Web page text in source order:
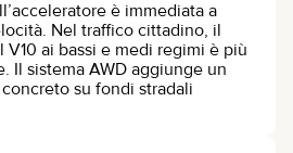
è immediata a
Nel traffico cittadino, il
ai bassi e medi regimi è più
Il sistema AWD aggiunge un
su fondi stradali